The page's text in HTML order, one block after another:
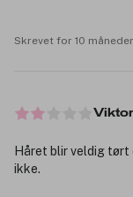
Skrevet for 10
Håret blir veldig tørt
ikke.